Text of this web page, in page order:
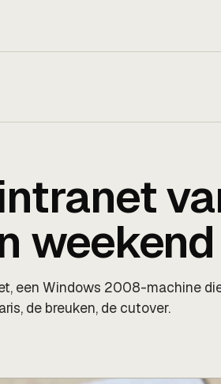
weekend
een Windows 2008-machine
de breuken, de cutover.